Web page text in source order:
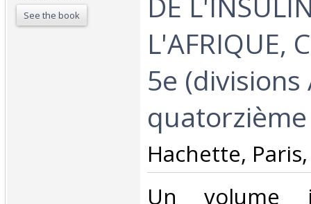
See the book
L'AFRIQUE,
5e (divisions
‎Hachette,
‎Un volume